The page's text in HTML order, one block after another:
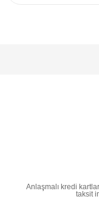
Anlaşmalı kredi
taksit